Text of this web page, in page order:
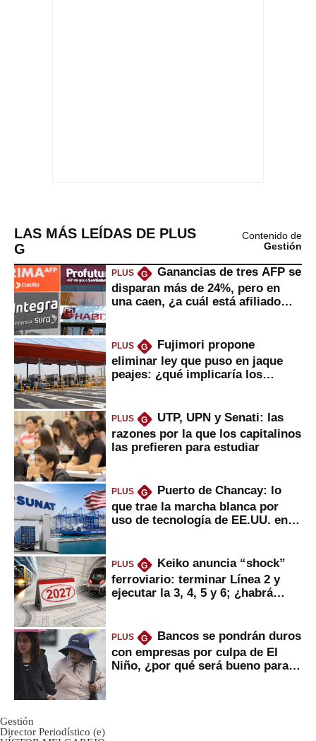
LAS MÁS LEÍDAS DE PLUS
G
Contenido de
Gestión
PLUS G
Ganancias de tres AFP se
disparan más de 24%, pero en
una caen, ¿a cuál está afiliado
PLUS G
Fujimori propone
eliminar ley que puso en jaque
peajes: ¿qué implicaría los
PLUS G
UTP, UPN y Senati: las
razones por la que los capitalinos
las prefieren para estudiar
PLUS G
Puerto de Chancay: lo
que trae la marcha blanca por
uso de tecnología de EE.UU. en
PLUS G
Keiko anuncia “shock”
ferroviario: terminar Línea 2 y
ejecutar la 3, 4, 5 y 6; ¿habrá
PLUS G
Bancos se pondrán duros
con empresas por culpa de El
Niño, ¿por qué será bueno para
Gestión
Director Periodístico (e)